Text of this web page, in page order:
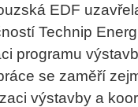
EDF
Technip
programu
se zaměří
výstavby a